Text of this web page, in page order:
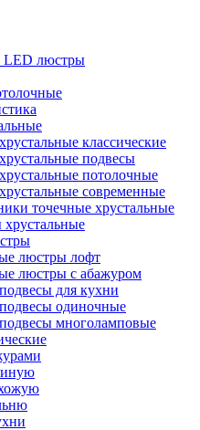
LED люстры
классические
подвесы
потолочные
современные
точечные хрустальные
люстры лофт
люстры с абажуром
для кухни
одиночные
многоламповые